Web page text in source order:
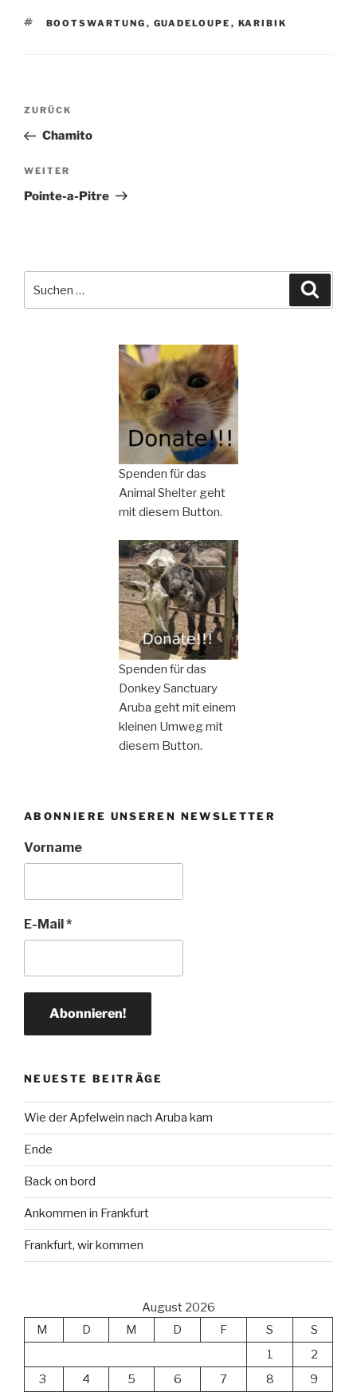
SCHLAGWÖRTER
BOOTSWARTUNG , GUADELOUPE , KARIBIK
Beitragsnavigation
Vorheriger
Beitrag
ZURÜCK
Chamito
Nächster
Beitrag
WEITER
Pointe-a-Pitre
nach:
Spenden für das
Animal Shelter geht
mit diesem Button.
Spenden für das
Donkey Sanctuary
Aruba geht mit einem
kleinen Umweg mit
diesem Button.
ABONNIERE UNSEREN NEWSLETTER
Vorname
E-Mail*
NEUESTE BEITRÄGE
Wie der Apfelwein nach Aruba kam
Ende
Back on bord
Ankommen in Frankfurt
Frankfurt, wir kommen
August 2026
M
D M D F S
S
1
2
3
4 5 6 7 8
9